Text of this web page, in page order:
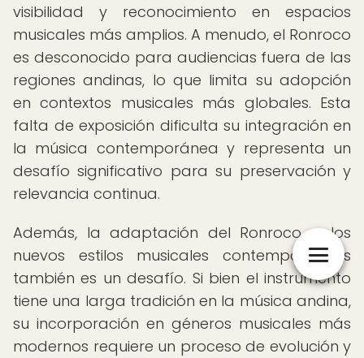
visibilidad y reconocimiento en espacios
musicales más amplios. A menudo, el Ronroco
es desconocido para audiencias fuera de las
regiones andinas, lo que limita su adopción
en contextos musicales más globales. Esta
falta de exposición dificulta su integración en
la música contemporánea y representa un
desafío significativo para su preservación y
relevancia continua.
Además, la adaptación del Ronroco a los
nuevos estilos musicales contemporáneos
también es un desafío. Si bien el instrumento
tiene una larga tradición en la música andina,
su incorporación en géneros musicales más
modernos requiere un proceso de evolución y